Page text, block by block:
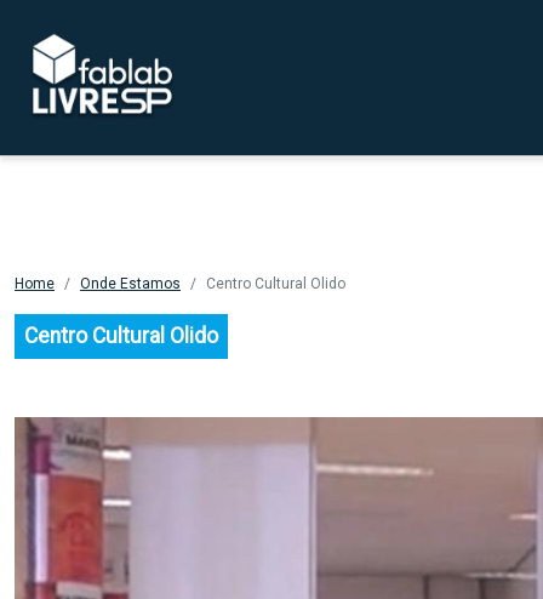
Home Onde Estamos Centro Cultural Olido
Centro Cultural Olido